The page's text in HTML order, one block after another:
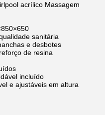
acrílico Massagem
sanitária
e desbotes
de resina
incluído
e ajustáveis em altura